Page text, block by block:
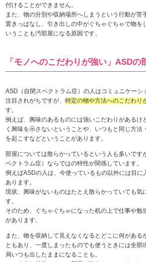
付けることができません。
また、物の分別や収納場所へしまうという行動が苦
置きっぱなし、引き出しの中がぐちゃぐちゃで物を
いうことも汚部屋になる原因です。
「モノへのこだわりが強い」ASDの
ASD（自閉スペクトラム症）の人はコミュニケーシ
注目されがちですが、特定の物や方法へのこだわり
す。
例えば、興味のあるものには強いこだわりがあるけ
く興味を示さないということや、いつもと同じ方法
を起こすなどということがあります。
部屋については散らかっているという人も多いです
ペクトラム症）ならではの特性が関係しています。
例えばASDの人は、今使っているもの以外には目に
あります。
現状、興味がないものはたとえ散らかっていても気
す。
そのため、ぐちゃぐちゃになった机の上で仕事や勉
があります。
また、物を収納して見えなくなるとどこに何がある
ともあり、一度しまったものでも使うときには全部
局いつも出したままになることも。